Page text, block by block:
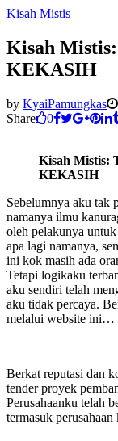
Kisah Mistis
Kisah
KEKASIH
by KyaiPamungkas
Share
0
Kisah Mistis:
KEKASIH
Sebelumnya aku tak
namanya ilmu
oleh pelakunya
apa lagi namanya,
ini kok masih ada
Tetapi logikaku
aku sendiri telah
aku tidak percaya.
melalui website ini…
Berkat reputasi dan
tender proyek
Perusahaanku telah
termasuk perusahaan